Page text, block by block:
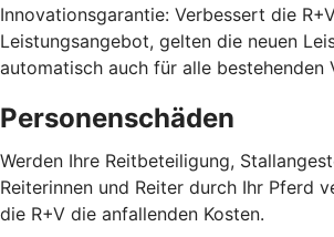
Innovationsgarantie: Verbessert die
Leistungsangebot, gelten die neuen
automatisch auch für alle bestehenden
Personenschäden
Werden Ihre Reitbeteiligung,
Reiterinnen und Reiter durch Ihr Pferd
die R+V die anfallenden Kosten.